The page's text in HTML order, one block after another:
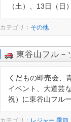
（土）、13日（日
カテゴリ： その他
東谷山フル－
くだもの即売会、
イベント、大道芸
祝）に東谷山フル
カテゴリ： レジャー 季節